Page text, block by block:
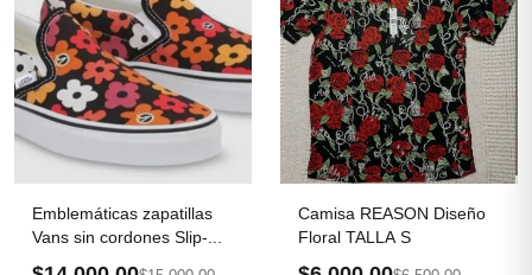
Emblemáticas zapatillas
Vans sin cordones Slip-...
Camisa REASON Diseño
Floral TALLA S